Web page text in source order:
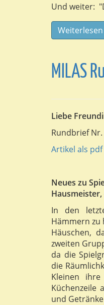
Und weiter:
MILAS
Liebe
Rundbrief Nr.
Artikel als
Neues zu
In den
Hämmern zu
Häuschen,
zweiten
da die
die
Kleinen
Küchenzeile
und